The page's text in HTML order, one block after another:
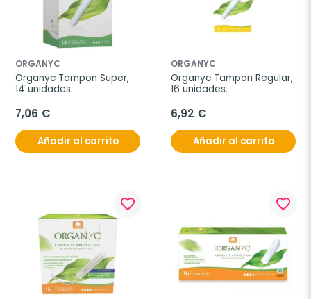
ORGANYC
Organyc Tampon Super,
14 unidades.
7,06 €
Añadir al carrito
ORGANYC
Organyc Tampon Regular,
16 unidades.
6,92 €
Añadir al carrito
favorite_border favorite_border